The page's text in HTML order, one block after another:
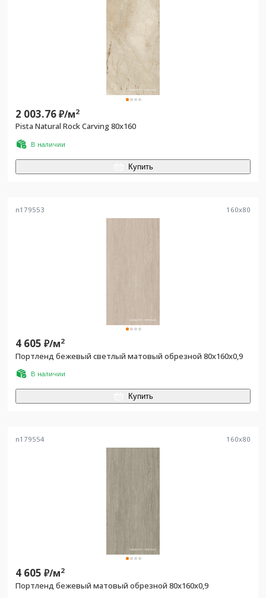
2 003.76₽/м2
Pista Natural Rock Carving 80x160
В наличии
Купить
n179553 160x80
4 605 ₽/м2
Портленд бежевый светлый матовый обрезной 80x160x0,9
В наличии
Купить
n179554 160x80
4 605 ₽/м2
Портленд бежевый матовый обрезной 80x160x0,9